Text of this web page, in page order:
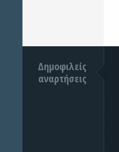
Δημοφιλείς
αναρτήσεις